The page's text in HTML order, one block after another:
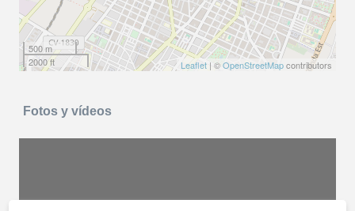
500 m
2000 ft
Leaflet | ©OpenStreetMapcontributors
Fotos y vídeos